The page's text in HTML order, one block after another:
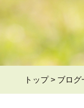
みまもり
よくあ
トップ> ブログ